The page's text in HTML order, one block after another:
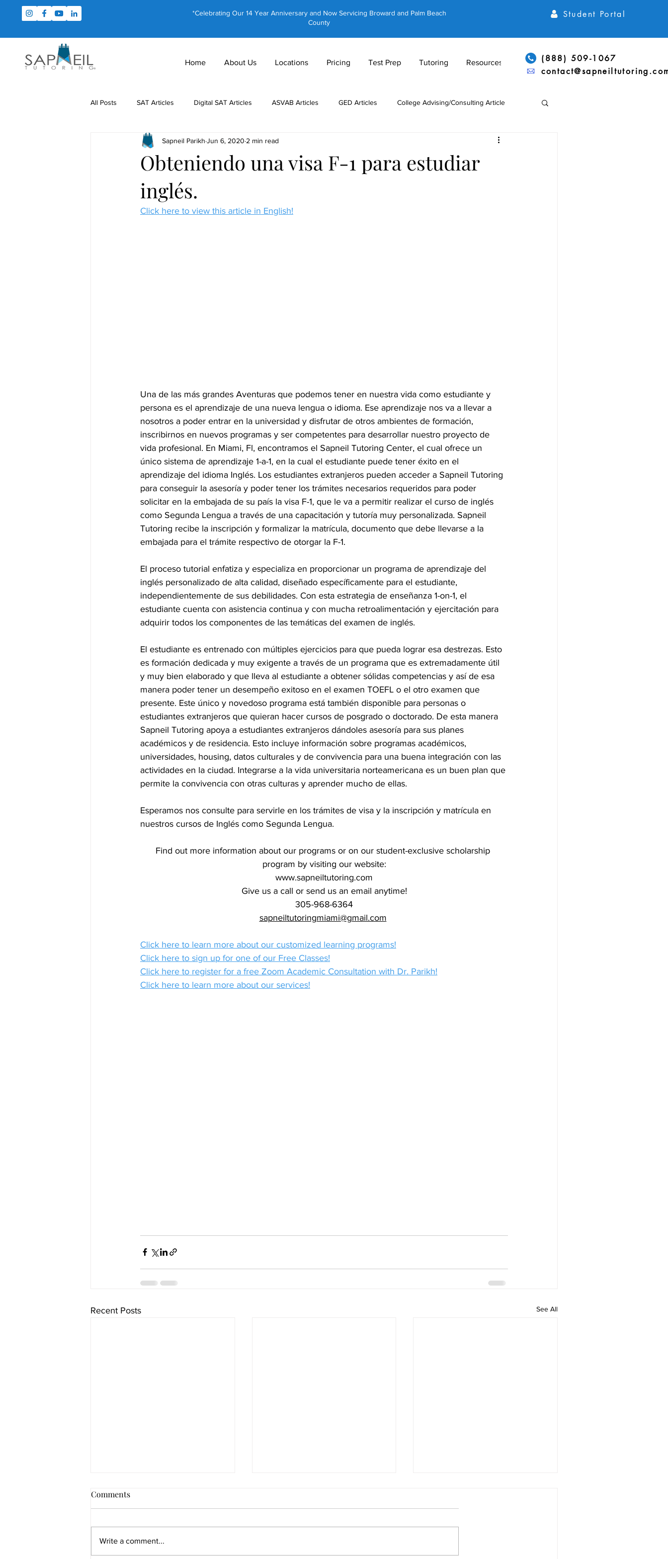
*Celebrating Our 14 Year Anniversary and Now Servicing Broward and Palm Beach
County
Student Portal
Home About Us Locations Pricing Test Prep Tutoring Resources
(888) 509-1067
All Posts SAT Articles Digital SAT Articles ASVAB Articles GED Articles College Advising/Consulting Article
Study Tips For Tutors About Us ACT Articles
MCAT Articles PSAT Articles
Obteniendo una visa F-1 para estudiar
inglés.
Sapneil Parikh Jun 6, 2020 2 min read
Click here to view this article in English!
Una de las más grandes Aventuras que podemos tener en nuestra vida como estudiante y
persona es el aprendizaje de una nueva lengua o idioma. Ese aprendizaje nos va a llevar a
nosotros a poder entrar en la universidad y disfrutar de otros ambientes de formación,
inscribirnos en nuevos programas y ser competentes para desarrollar nuestro proyecto de
vida profesional. En Miami, Fl, encontramos el Sapneil Tutoring Center, el cual ofrece un
único sistema de aprendizaje 1-a-1, en la cual el estudiante puede tener éxito en el
aprendizaje del idioma Inglés. Los estudiantes extranjeros pueden acceder a Sapneil Tutoring
para conseguir la asesoría y poder tener los trámites necesarios requeridos para poder
solicitar en la embajada de su país la visa F-1, que le va a permitir realizar el curso de inglés
como Segunda Lengua a través de una capacitación y tutoría muy personalizada. Sapneil
Tutoring recibe la inscripción y formalizar la matrícula, documento que debe llevarse a la
embajada para el trámite respectivo de otorgar la F-1.
El proceso tutorial enfatiza y especializa en proporcionar un programa de aprendizaje del
inglés personalizado de alta calidad, diseñado específicamente para el estudiante,
independientemente de sus debilidades. Con esta estrategia de enseñanza 1-on-1, el
estudiante cuenta con asistencia continua y con mucha retroalimentación y ejercitación para
adquirir todos los componentes de las temáticas del examen de inglés.
El estudiante es entrenado con múltiples ejercicios para que pueda lograr esa destrezas. Esto
es formación dedicada y muy exigente a través de un programa que es extremadamente útil
y muy bien elaborado y que lleva al estudiante a obtener sólidas competencias y así de esa
manera poder tener un desempeño exitoso en el examen TOEFL o el otro examen que
presente. Este único y novedoso programa está también disponible para personas o
estudiantes extranjeros que quieran hacer cursos de posgrado o doctorado. De esta manera
Sapneil Tutoring apoya a estudiantes extranjeros dándoles asesoría para sus planes
académicos y de residencia. Esto incluye información sobre programas académicos,
universidades, housing, datos culturales y de convivencia para una buena integración con las
actividades en la ciudad. Integrarse a la vida universitaria norteamericana es un buen plan que
permite la convivencia con otras culturas y aprender mucho de ellas.
Esperamos nos consulte para servirle en los trámites de visa y la inscripción y matrícula en
nuestros cursos de Inglés como Segunda Lengua.
Find out more information about our programs or on our student-exclusive scholarship
program by visiting our website:
www.sapneiltutoring.com
Give us a call or send us an email anytime!
305-968-6364
sapneiltutoringmiami@gmail.com
Click here to learn more about our customized learning programs!
Click here to sign up for one of our Free Classes!
Click here to register for a free Zoom Academic Consultation with Dr. Parikh!
Click here to learn more about our services!
Recent Posts See All
Comments
Write a comment...